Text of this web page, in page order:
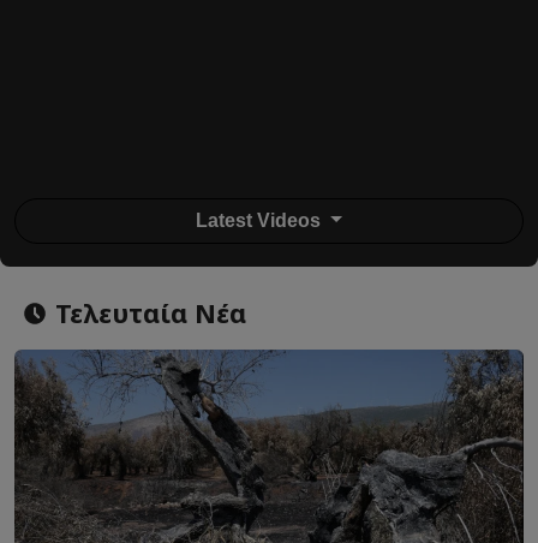
Latest Videos
Τελευταία Νέα